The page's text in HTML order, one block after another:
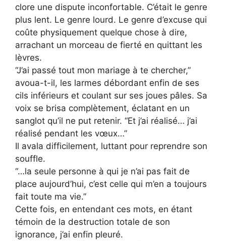
clore une dispute inconfortable. C’était le genre
plus lent. Le genre lourd. Le genre d’excuse qui
coûte physiquement quelque chose à dire,
arrachant un morceau de fierté en quittant les
lèvres.
“J’ai passé tout mon mariage à te chercher,”
avoua-t-il, les larmes débordant enfin de ses
cils inférieurs et coulant sur ses joues pâles. Sa
voix se brisa complètement, éclatant en un
sanglot qu’il ne put retenir. “Et j’ai réalisé… j’ai
réalisé pendant les vœux…”
Il avala difficilement, luttant pour reprendre son
souffle.
“…la seule personne à qui je n’ai pas fait de
place aujourd’hui, c’est celle qui m’en a toujours
fait toute ma vie.”
Cette fois, en entendant ces mots, en étant
témoin de la destruction totale de son
ignorance, j’ai enfin pleuré.